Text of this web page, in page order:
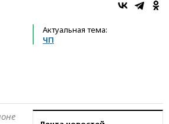
Актуальная тема:
ЧП